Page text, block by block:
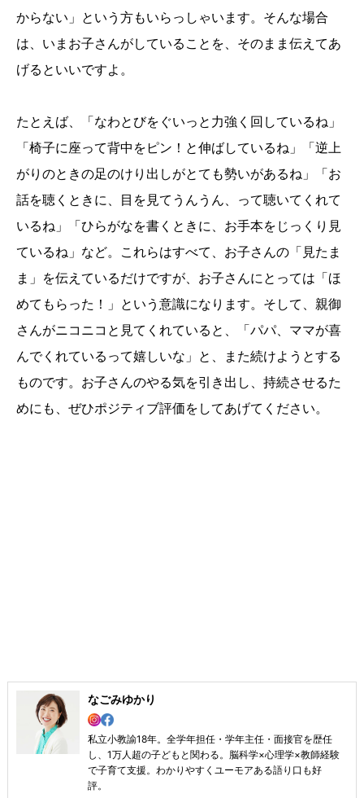
からない」という方もいらっしゃいます。そんな場合
は、いまお子さんがしていることを、そのまま伝えてあ
げるといいですよ。
たとえば、「なわとびをぐいっと力強く回しているね」
「椅子に座って背中をピン！と伸ばしているね」「逆上
がりのときの足のけり出しがとても勢いがあるね」「お
話を聴くときに、目を見てうんうん、って聴いてくれて
いるね」「ひらがなを書くときに、お手本をじっくり見
ているね」など。これらはすべて、お子さんの「見たま
ま」を伝えているだけですが、お子さんにとっては「ほ
めてもらった！」という意識になります。そして、親御
さんがニコニコと見てくれていると、「パパ、ママが喜
んでくれているって嬉しいな」と、また続けようとする
ものです。お子さんのやる気を引き出し、持続させるた
めにも、ぜひポジティブ評価をしてあげてください。
なごみゆかり
私立小教諭18年。全学年担任・学年主任・面接官を歴任
し、1万人超の子どもと関わる。脳科学×心理学×教師経験
で子育て支援。わかりやすくユーモアある語り口も好
評。